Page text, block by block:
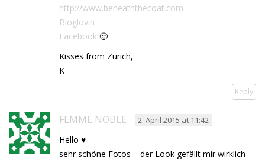
http://www.beneaththecoat.com
Bloglovin
Facebook 🙂
Kisses from Zurich,
K
Reply
FEMME NOBLE 2. April 2015 at 11:42
Hello ♥
sehr schöne Fotos – der Look gefällt mir wirklich